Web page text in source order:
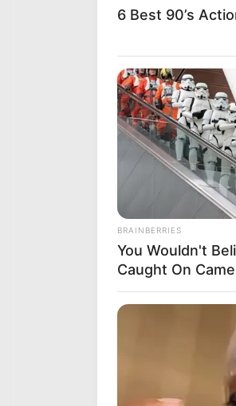
Base
gratuit du
VINCENNES –
Base
La base
principaux
6 Best 90’s
BRAINBERRIES
You Wouldn't
Caught On